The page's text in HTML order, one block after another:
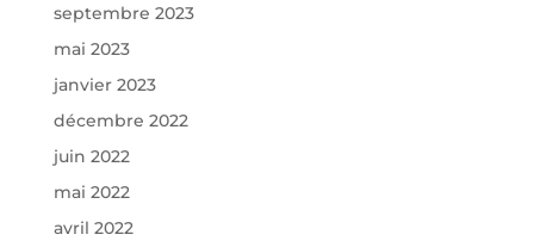
septembre 2023
mai 2023
janvier 2023
décembre 2022
juin 2022
mai 2022
avril 2022